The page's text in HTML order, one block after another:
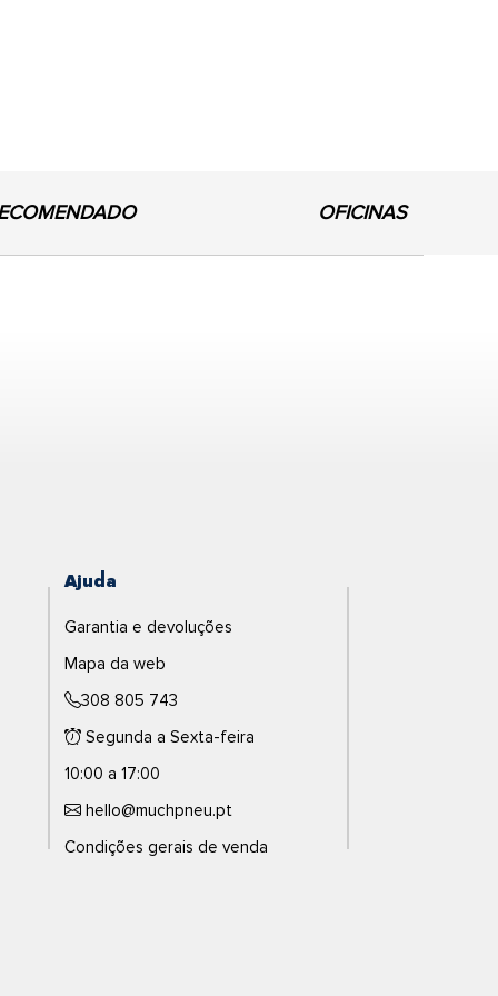
OFICINAS
Ajuda
Garantia e devoluções
Mapa da web
308 805 743
Segunda a Sexta-feira
10:00 a 17:00
hello@muchpneu.pt
Condições gerais de venda